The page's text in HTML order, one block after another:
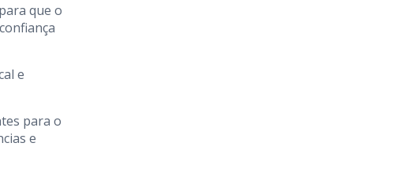
que o
e
para o
e